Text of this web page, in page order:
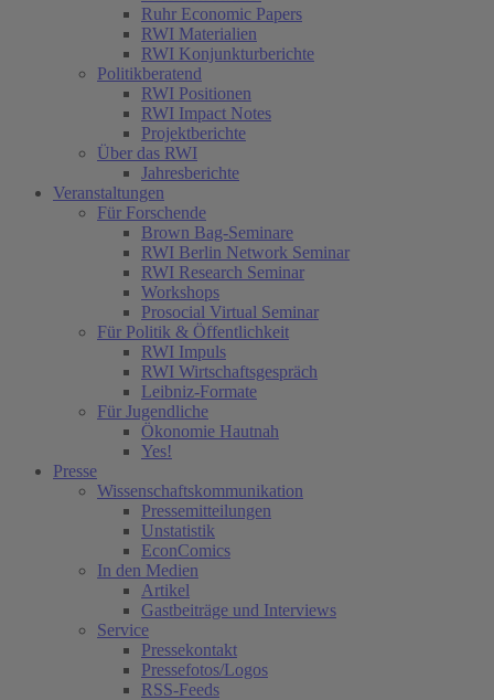
Ruhr Economic Papers
RWI Materialien
RWI Konjunkturberichte
Politikberatend
RWI Positionen
RWI Impact Notes
Projektberichte
Über das RWI
Jahresberichte
Veranstaltungen
Für Forschende
Brown Bag-Seminare
RWI Berlin Network Seminar
RWI Research Seminar
Workshops
Prosocial Virtual Seminar
Für Politik & Öffentlichkeit
RWI Impuls
RWI Wirtschaftsgespräch
Leibniz-Formate
Für Jugendliche
Ökonomie Hautnah
Yes!
Presse
Wissenschaftskommunikation
Pressemitteilungen
Unstatistik
EconComics
In den Medien
Artikel
Gastbeiträge und Interviews
Service
Pressekontakt
Pressefotos/Logos
RSS-Feeds